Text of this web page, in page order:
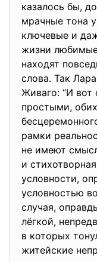
казалось бы,
мрачные тона
ключевые и
жизни
находят
слова. Так
Живаго: “И вот
простыми,
рамки
не имеют
и
условности,
условностью
случая,
лёгкой,
в которых
житейские